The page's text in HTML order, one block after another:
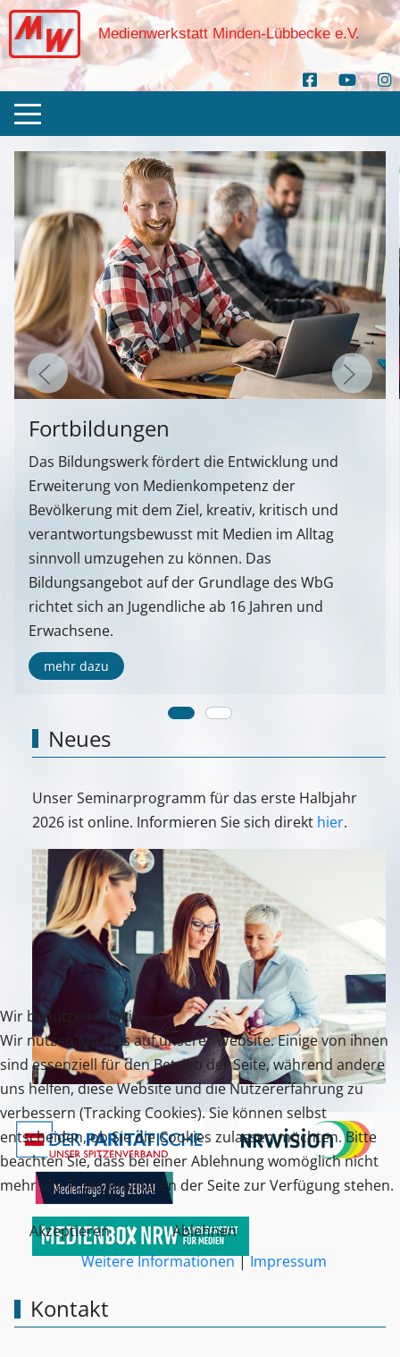
Medienwerkstatt Minden-Lübbecke e.V.
Fortbildungen
Das Bildungswerk fördert die Entwicklung und
Erweiterung von Medienkompetenz der
Bevölkerung mit dem Ziel, kreativ, kritisch und
verantwortungsbewusst mit Medien im Alltag
sinnvoll umzugehen zu können. Das
Bildungsangebot auf der Grundlage des WbG
richtet sich an Jugendliche ab 16 Jahren und
Erwachsene.
mehr dazu
Neues
Unser Seminarprogramm für das erste Halbjahr
2026 ist online. Informieren Sie sich direkt hier.
Kontakt
Wir benutzen Cookies
Wir nutzen Cookies auf unserer Website. Einige von ihnen
sind essenziell für den Betrieb der Seite, während andere
uns helfen, diese Website und die Nutzererfahrung zu
verbessern (Tracking Cookies). Sie können selbst
entscheiden, ob Sie die Cookies zulassen möchten. Bitte
beachten Sie, dass bei einer Ablehnung womöglich nicht
mehr alle Funktionalitäten der Seite zur Verfügung stehen.
Akzeptieren
Ablehnen
Weitere Informationen|Impressum